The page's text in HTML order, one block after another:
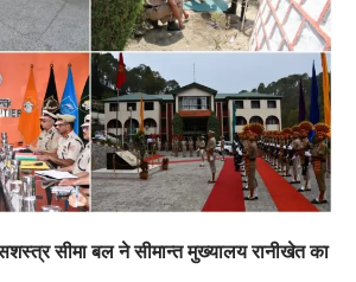
सीमा बल ने सीमान्त मुख्यालय रानीखेत का